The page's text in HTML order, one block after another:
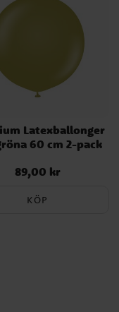
Latexballonger
60 cm 2-pack
Pris:89,00 kr
89,00 kr
KÖP